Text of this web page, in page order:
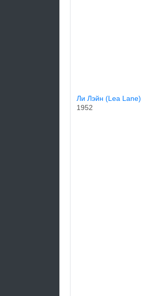
Ли Лэйн (Lea Lane)
1952